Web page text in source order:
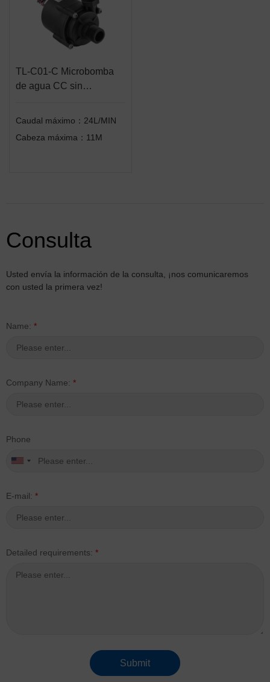
TL-C01-C Microbomba
de agua CC sin
Caudal máximo：24L/MIN
Cabeza máxima：11M
Consulta
Usted envía la información de la consulta, ¡nos comunicaremos
con usted la primera vez!
Name: *
Company Name: *
Phone
E-mail: *
Detailed requirements: *
Submit